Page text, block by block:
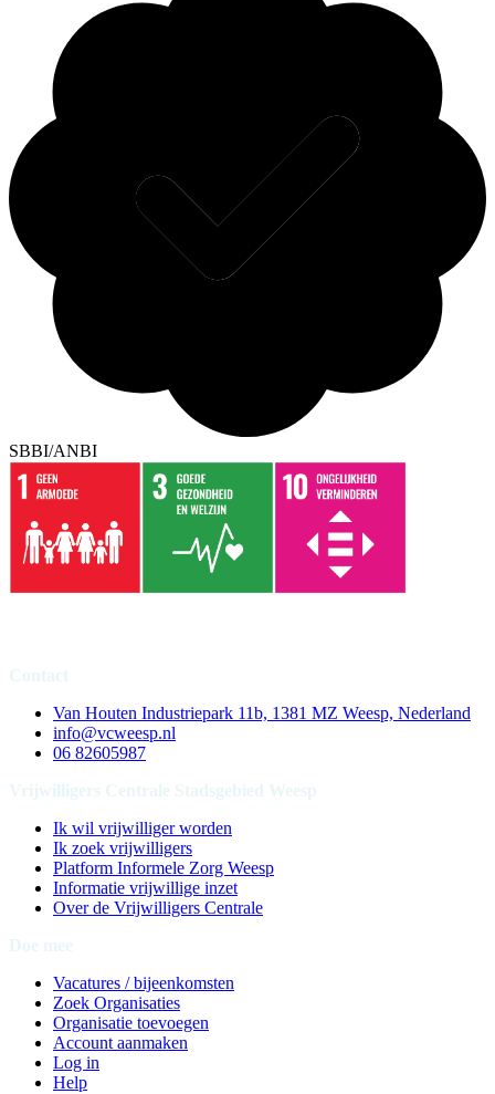
SBBI/ANBI
Van Houten Industriepark 11b, 1381 MZ Weesp, Nederland
info@vcweesp.nl
06 82605987
Ik wil vrijwilliger worden
Ik zoek vrijwilligers
Platform Informele Zorg Weesp
Informatie vrijwillige inzet
Over de Vrijwilligers Centrale
Vacatures / bijeenkomsten
Zoek Organisaties
Organisatie toevoegen
Account aanmaken
Log in
Help